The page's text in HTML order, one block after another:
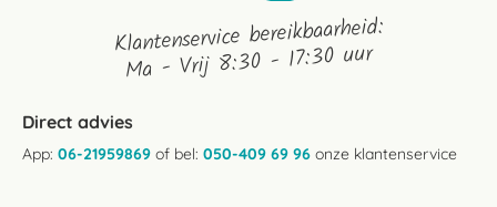
Klantenservice bereikbaarheid:
Ma - Vrij 8:30 - 17:30 uur
Direct advies
App: 06-21959869 of bel: 050-409 69 96 onze klantenservice